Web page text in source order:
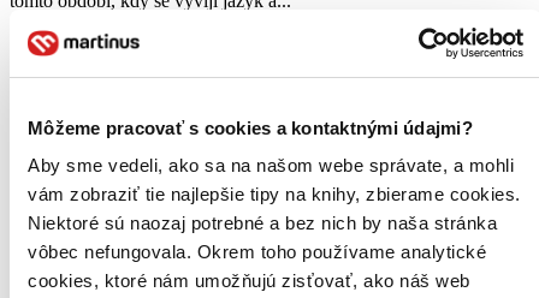
Môžeme pracovať s cookies a kontaktnými údajmi?
Aby sme vedeli, ako sa na našom webe správate, a mohli
vám zobraziť tie najlepšie tipy na knihy, zbierame cookies.
Niektoré sú naozaj potrebné a bez nich by naša stránka
vôbec nefungovala. Okrem toho používame analytické
cookies, ktoré nám umožňujú zisťovať, ako náš web
Knihapevná väzba
Do 4 – 6 dní
vám ho vieme zabezpečiť a odoslať do 4 – 6 dní. A
Pridať do zoznamu
Vložiť do košíka
Čítaná
Túto knihu sme vykúpili cezKnihovrátok a je vo
výbornom stave. Rozdiel medzi touto knihou a novou by ste